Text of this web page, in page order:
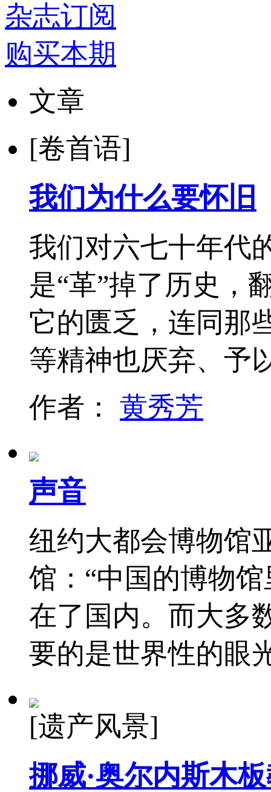
杂志订阅
购买本期
文章
[卷首语]
我们为什么要怀旧
我们对六七十年代
是“革”掉了历史，
它的匮乏，连同那
等精神也厌弃、
作者： 黄秀芳
声音
纽约大都会博物馆
馆：“中国的博物
在了国内。而大多
要的是世界性的眼
[遗产风景]
挪威·奥尔内斯木